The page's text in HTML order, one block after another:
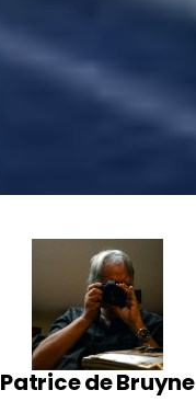
Patrice de Bruyne